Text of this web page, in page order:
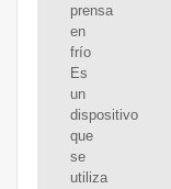
prensa
en
frío
Es
un
dispositivo
que
se
utiliza